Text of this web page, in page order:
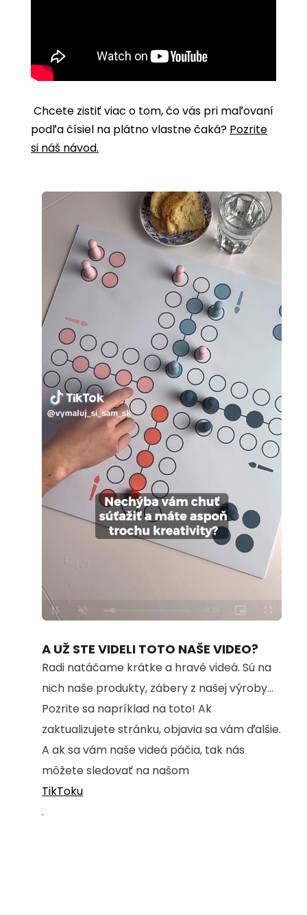
Chcete zistiť viac o tom, čo vás pri maľovaní
podľa čísiel na plátno vlastne čaká? Pozrite
si náš návod.
Unmute
100.00%
A UŽ STE VIDELI TOTO NAŠE VIDEO?
Radi natáčame krátke a hravé videá. Sú na
nich naše produkty, zábery z našej výroby...
Pozrite sa napríklad na toto! Ak
zaktualizujete stránku, objavia sa vám ďalšie.
A ak sa vám naše videá páčia, tak nás
môžete sledovať na našom
TikToku
.